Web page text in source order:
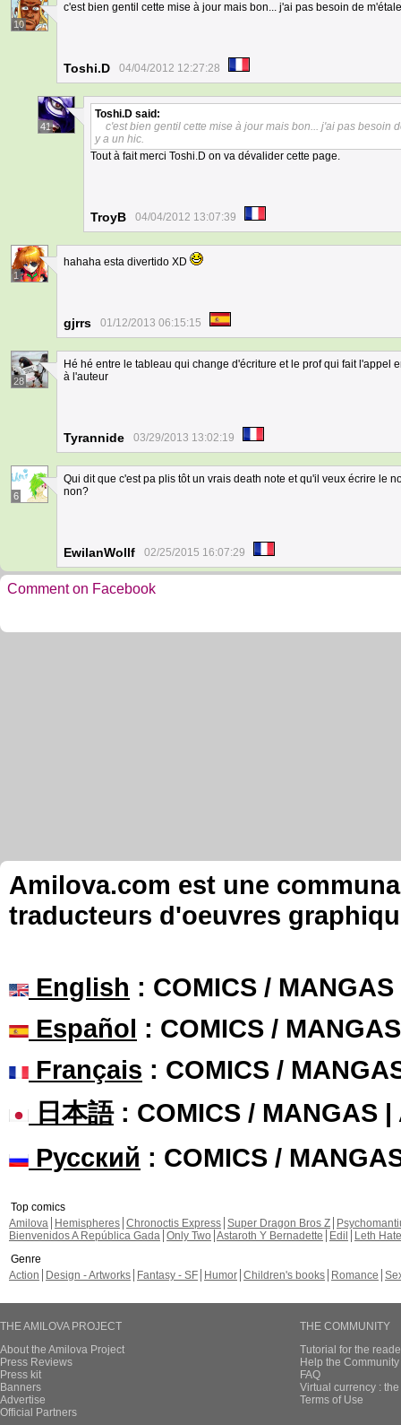
10
c'est bien gentil cette mise à jour mais bon... j'ai pas besoin de
Toshi.D 04/04/2012 12:27:28
41
Toshi.D said:
c'est bien gentil cette mise à jour mais bon... j'ai pas besoin
y a un hic.
Tout à fait merci Toshi.D on va dévalider cette page.
TroyB 04/04/2012 13:07:39
1
hahaha esta divertido XD
gjrrs 01/12/2013 06:15:15
28
Hé hé entre le tableau qui change d'écriture et le prof qui fait l'appel
à l'auteur
Tyrannide 03/29/2013 13:02:19
6
Qui dit que c'est pa plis tôt un vrais death note et qu'il veux écrire le
non?
EwilanWollf 02/25/2015 16:07:29
Comment on Facebook
Amilova.com est une
traducteurs d'oeuvres
English : COMICS /
Español : COMICS /
Français : COMICS /
日本語: COMICS / MANGAS |
Русский : COMICS /
Top comics
Amilova
Hemispheres Chronoctis Express Super Dragon Bros Z
Bienvenidos A República Gada Only Two Astaroth Y Bernadette Edil
Leth Hate
Genre
Action
Design - Artworks Fantasy - SF Humor Children's books Romance
THE AMILOVA PROJECT
About the Amilova Project
Press Reviews
Press kit
Banners
Advertise
Official Partners
THE COMMUNITY
Tutorial for the
Help the
FAQ
Virtual currency :
Terms of Use